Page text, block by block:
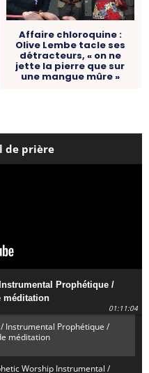
Affaire chloroquine :
Olive Lembe tacle ses
détracteurs, « on ne
jette la pierre que sur
une mangue mûre »
de prière
Prophétique /
méditation
01:11:04
Instrumental Prophétique /
méditation
Worship Instrumental /